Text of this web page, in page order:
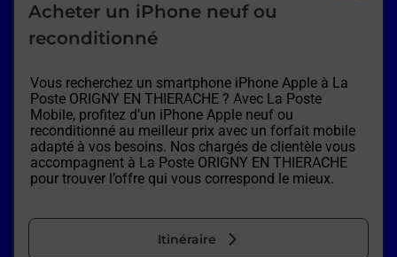
Acheter un iPhone neuf ou
reconditionné
Vous recherchez un smartphone iPhone Apple à La
Poste ORIGNY EN THIERACHE ? Avec La Poste
Mobile, profitez d’un iPhone Apple neuf ou
reconditionné au meilleur prix avec un forfait mobile
adapté à vos besoins. Nos chargés de clientèle vous
accompagnent à La Poste ORIGNY EN THIERACHE
pour trouver l’offre qui vous correspond le mieux.
Itinéraire